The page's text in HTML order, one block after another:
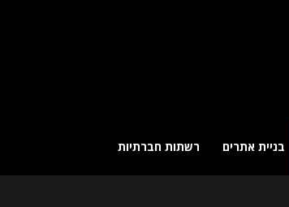
בניית אתרים רשתות חברתיות